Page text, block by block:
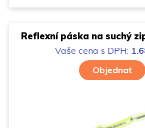
Reflexní páska na suchý
Vaše cena s DPH:
Objednat